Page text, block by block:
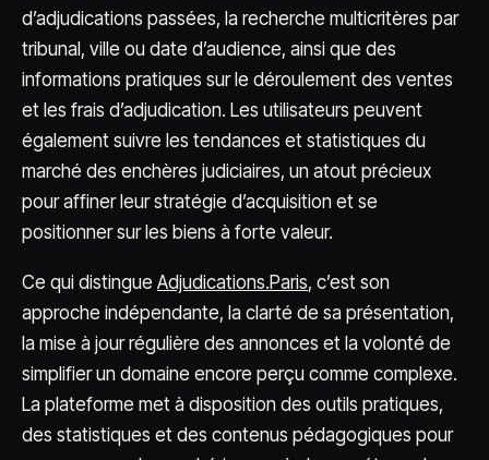
d’adjudications passées, la recherche multicritères par
tribunal, ville ou date d’audience, ainsi que des
informations pratiques sur le déroulement des ventes
et les frais d’adjudication. Les utilisateurs peuvent
également suivre les tendances et statistiques du
marché des enchères judiciaires, un atout précieux
pour affiner leur stratégie d’acquisition et se
positionner sur les biens à forte valeur.
Ce qui distingue Adjudications.Paris, c’est son
approche indépendante, la clarté de sa présentation,
la mise à jour régulière des annonces et la volonté de
simplifier un domaine encore perçu comme complexe.
La plateforme met à disposition des outils pratiques,
des statistiques et des contenus pédagogiques pour